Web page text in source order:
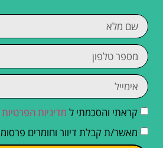
קראתי והסכמתי ל מדיניות הפרטיות
מאשר/ת קבלת דיוור וחומרים